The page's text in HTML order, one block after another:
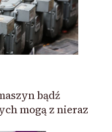
bądź
mogą z nieraz